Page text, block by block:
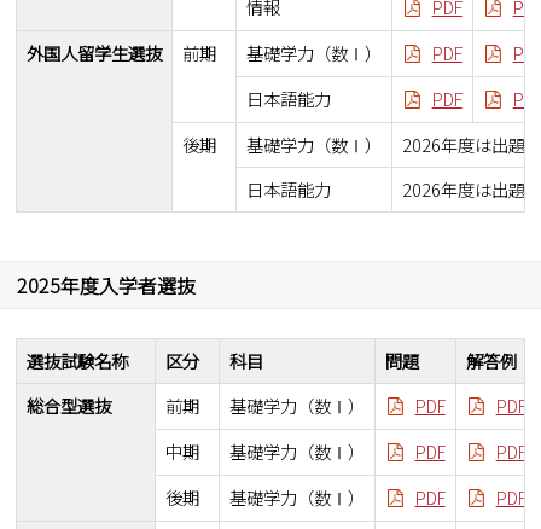
情報 PDF
外国人留学生選抜
前期 基礎学力（数Ⅰ） PDF
日本語能力
PDF
後期
基礎学力（数Ⅰ）
2026年度は出題
日本語能力
2026年度は出題
2025年度入学者選抜
選抜試験名称 区分 科目 問題
解答例
総合型選抜
前期 基礎学力（数Ⅰ） PDF
PDF
中期
基礎学力（数Ⅰ） PDF
PDF
後期
基礎学力（数Ⅰ） PDF
PDF